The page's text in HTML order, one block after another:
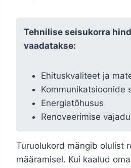
Tehnilise seisukorra
vaadatakse:
Ehituskvaliteet ja
Kommunikatsioonide
Energiatõhusus
Renoveerimise
Turuolukord mängib olulist
määramisel. Kui kaalud